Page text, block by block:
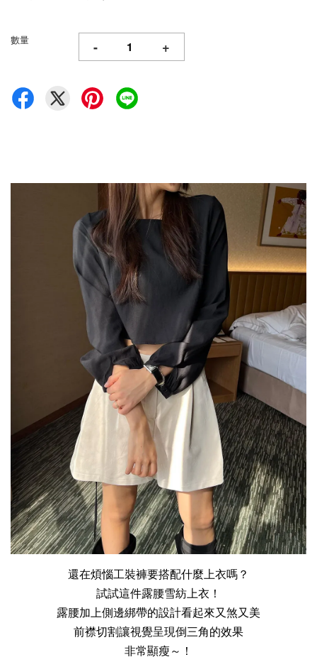
數量 - +
還在煩惱工裝褲要搭配什麼上衣嗎？
試試這件露腰雪紡上衣！
露腰加上側邊綁帶的設計看起來又煞又美
前襟切割讓視覺呈現倒三角的效果
非常顯瘦～！